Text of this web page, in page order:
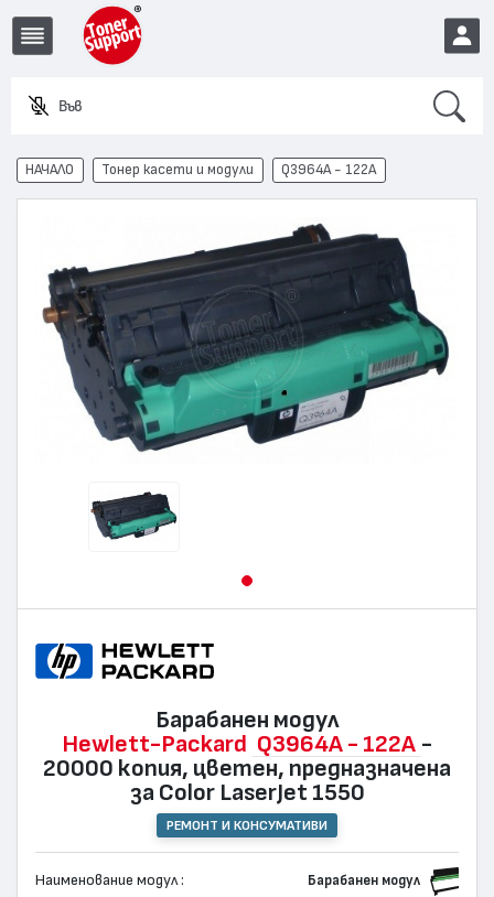
Въведете
EUR
НАЧАЛО Тонер касети и модули Q3964A - 122A
Барабанен модул
Hewlett-Packard Q3964A - 122A -
20000 копия, цветен, предназначена
за Color LaserJet 1550
РЕМОНТ И КОНСУМАТИВИ
Наименование модул : Барабанен модул